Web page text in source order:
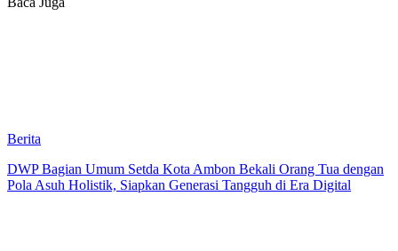
Berita
DWP Bagian Umum Setda Kota Ambon Bekali Orang Tua dengan
Pola Asuh Holistik, Siapkan Generasi Tangguh di Era Digital